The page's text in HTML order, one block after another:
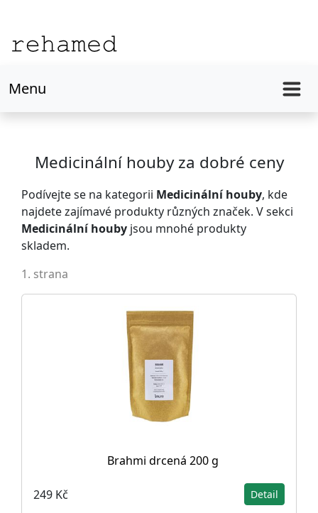
Menu
Medicinální houby za dobré ceny
Podívejte se na kategorii Medicinální houby, kde
najdete zajímavé produkty různých značek. V sekci
Medicinální houby jsou mnohé produkty
skladem.
1. strana
Brahmi drcená 200 g
249 Kč Detail